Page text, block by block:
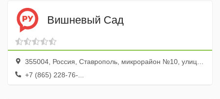
Вишневый Сад
355004, Россия, Ставрополь, микрорайон №10, улица Чехова, 49
+7 (865) 228-76-...